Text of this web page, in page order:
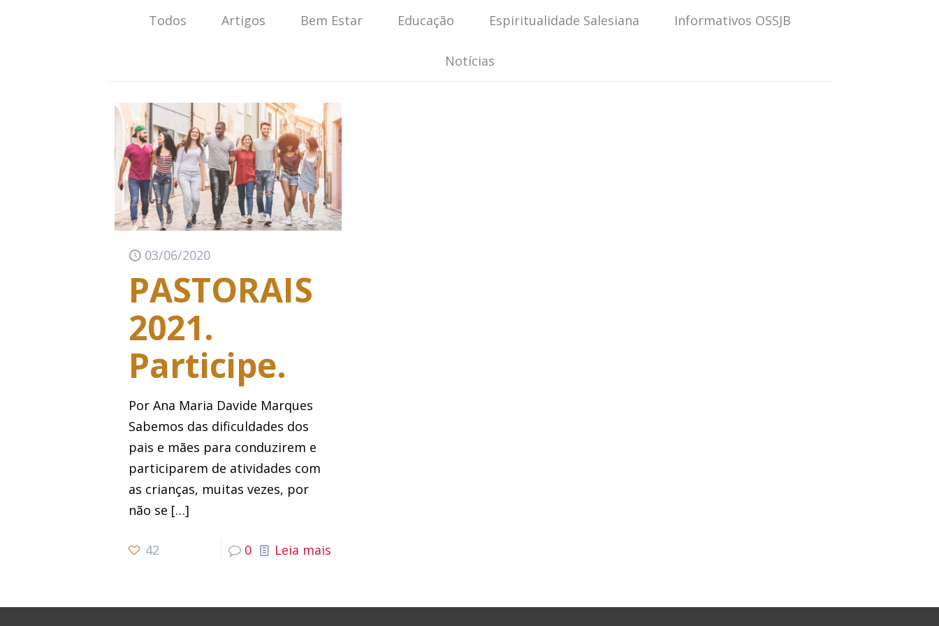
Todos Artigos Bem Estar Educação Espiritualidade Salesiana Informativos OSSJB
Notícias
03/06/2020
PASTORAIS
2021.
Participe.
Por Ana Maria Davide Marques
Sabemos das dificuldades dos
pais e mães para conduzirem e
participarem de atividades com
as crianças, muitas vezes, por
não se […]
42 0 Leia mais